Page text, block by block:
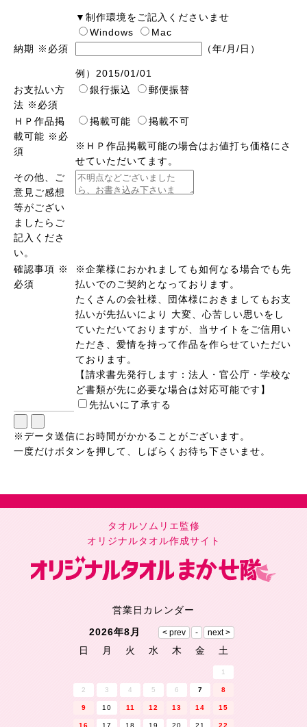
▼制作環境をご記入くださいませ
Windows
Mac
納期 ※必須 （年/月/日）
例）2015/01/01
お支払い方
法 ※必須
銀行振込 郵便振替
ＨＰ作品掲
載可能 ※必
須
掲載可能 掲載不可
※ＨＰ作品掲載可能の場合はお値打ち価格にさ
せていただいてます。
その他、ご
意見ご感想
等がござい
ましたらご
記入くださ
い。
確認事項 ※
必須
※企業様におかれましても如何なる場合でも先
払いでのご契約となっております。
たくさんの会社様、団体様におきましてもお支
払いが先払いにより 大変、心苦しい思いをし
ていただいておりますが、当サイトをご信用い
ただき、愛情を持って作品を作らせていただい
ております。
【請求書先発行します：法人・官公庁・学校な
ど書類が先に必要な場合は対応可能です】
先払いに了承する
※データ送信にお時間がかかることがございます。
一度だけボタンを押して、しばらくお待ち下さいませ。
タオルソムリエ監修
オリジナルタオル作成サイト
営業日カレンダー
2026年8月
日
月 火 水 木 金 土
1
2 3 4 5 6 7 8
9 10 11 12 13 14 15
16 17 18 19 20 21 22